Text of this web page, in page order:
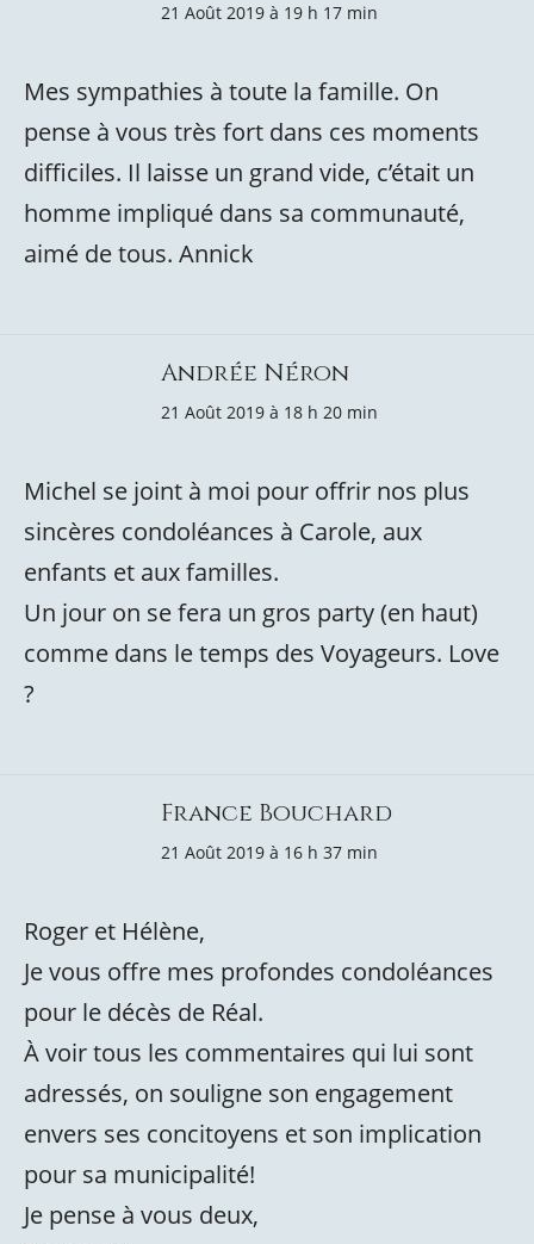
21 Août 2019 à 19 h 17 min
Mes sympathies à toute la famille. On
pense à vous très fort dans ces moments
difficiles. Il laisse un grand vide, c’était un
homme impliqué dans sa communauté,
aimé de tous. Annick
Andrée Néron
21 Août 2019 à 18 h 20 min
Michel se joint à moi pour offrir nos plus
sincères condoléances à Carole, aux
enfants et aux familles.
Un jour on se fera un gros party (en haut)
comme dans le temps des Voyageurs. Love
?
France Bouchard
21 Août 2019 à 16 h 37 min
Roger et Hélène,
Je vous offre mes profondes condoléances
pour le décès de Réal.
À voir tous les commentaires qui lui sont
adressés, on souligne son engagement
envers ses concitoyens et son implication
pour sa municipalité!
Je pense à vous deux,